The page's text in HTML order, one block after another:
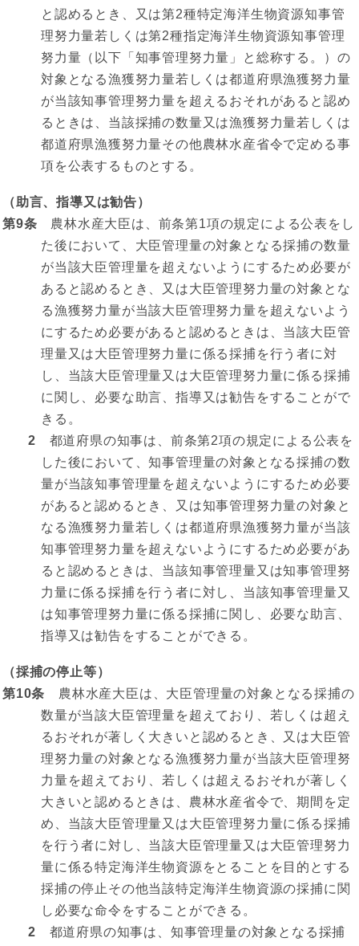
と認めるとき、又は第2種特定海洋生物資源知事管
理努力量若しくは第2種指定海洋生物資源知事管理
努力量（以下「知事管理努力量」と総称する。）の
対象となる漁獲努力量若しくは都道府県漁獲努力量
が当該知事管理努力量を超えるおそれがあると認め
るときは、当該採捕の数量又は漁獲努力量若しくは
都道府県漁獲努力量その他農林水産省令で定める事
項を公表するものとする。
（助言、指導又は勧告）
第9条 農林水産大臣は、前条第1項の規定による公表をし
た後において、大臣管理量の対象となる採捕の数量
が当該大臣管理量を超えないようにするため必要が
あると認めるとき、又は大臣管理努力量の対象とな
る漁獲努力量が当該大臣管理努力量を超えないよう
にするため必要があると認めるときは、当該大臣管
理量又は大臣管理努力量に係る採捕を行う者に対
し、当該大臣管理量又は大臣管理努力量に係る採捕
に関し、必要な助言、指導又は勧告をすることがで
きる。
2 都道府県の知事は、前条第2項の規定による公表を
した後において、知事管理量の対象となる採捕の数
量が当該知事管理量を超えないようにするため必要
があると認めるとき、又は知事管理努力量の対象と
なる漁獲努力量若しくは都道府県漁獲努力量が当該
知事管理努力量を超えないようにするため必要があ
ると認めるときは、当該知事管理量又は知事管理努
力量に係る採捕を行う者に対し、当該知事管理量又
は知事管理努力量に係る採捕に関し、必要な助言、
指導又は勧告をすることができる。
（採捕の停止等）
第10条 農林水産大臣は、大臣管理量の対象となる採捕の
数量が当該大臣管理量を超えており、若しくは超え
るおそれが著しく大きいと認めるとき、又は大臣管
理努力量の対象となる漁獲努力量が当該大臣管理努
力量を超えており、若しくは超えるおそれが著しく
大きいと認めるときは、農林水産省令で、期間を定
め、当該大臣管理量又は大臣管理努力量に係る採捕
を行う者に対し、当該大臣管理量又は大臣管理努力
量に係る特定海洋生物資源をとることを目的とする
採捕の停止その他当該特定海洋生物資源の採捕に関
し必要な命令をすることができる。
2 都道府県の知事は、知事管理量の対象となる採捕